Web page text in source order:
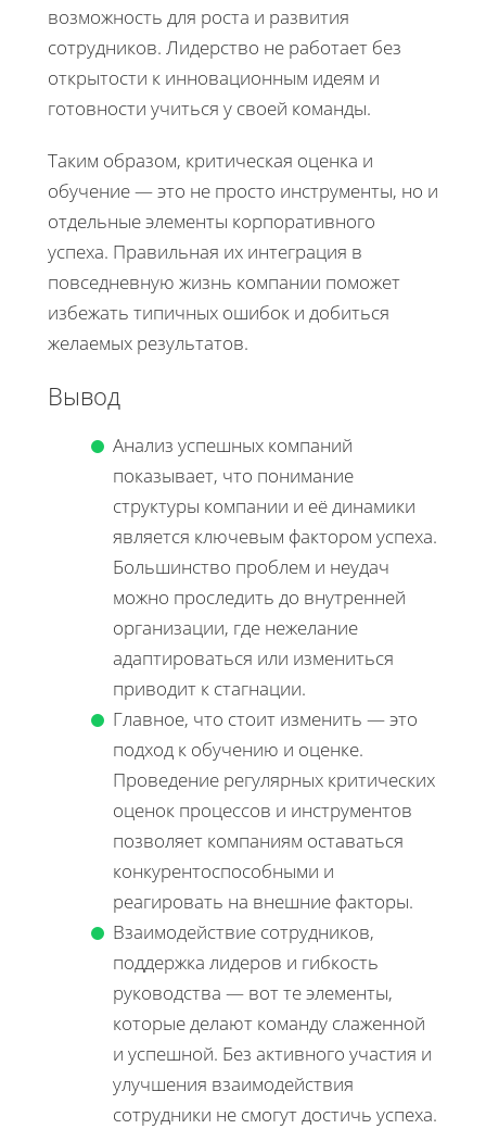
возможность для роста и развития
сотрудников. Лидерство не работает без
открытости к инновационным идеям и
готовности учиться у своей команды.
Таким образом, критическая оценка и
обучение — это не просто инструменты, но и
отдельные элементы корпоративного
успеха. Правильная их интеграция в
повседневную жизнь компании поможет
избежать типичных ошибок и добиться
желаемых результатов.
Вывод
Анализ успешных компаний
показывает, что понимание
структуры компании и её динамики
является ключевым фактором успеха.
Большинство проблем и неудач
можно проследить до внутренней
организации, где нежелание
адаптироваться или измениться
приводит к стагнации.
Главное, что стоит изменить — это
подход к обучению и оценке.
Проведение регулярных критических
оценок процессов и инструментов
позволяет компаниям оставаться
конкурентоспособными и
реагировать на внешние факторы.
Взаимодействие сотрудников,
поддержка лидеров и гибкость
руководства — вот те элементы,
которые делают команду слаженной
и успешной. Без активного участия и
улучшения взаимодействия
сотрудники не смогут достичь успеха.